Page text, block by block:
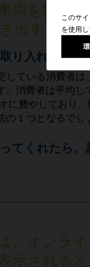
このサ
を使用
両を特集
出す可能
り入れる
している消費者
。消費者は平均
に費やしており
1 つとなるでし
てくれたら
、オンラ
示される